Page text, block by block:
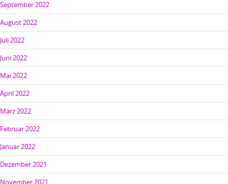
September 2022
August 2022
Juli 2022
Juni 2022
Mai 2022
April 2022
März 2022
Februar 2022
Januar 2022
Dezember 2021